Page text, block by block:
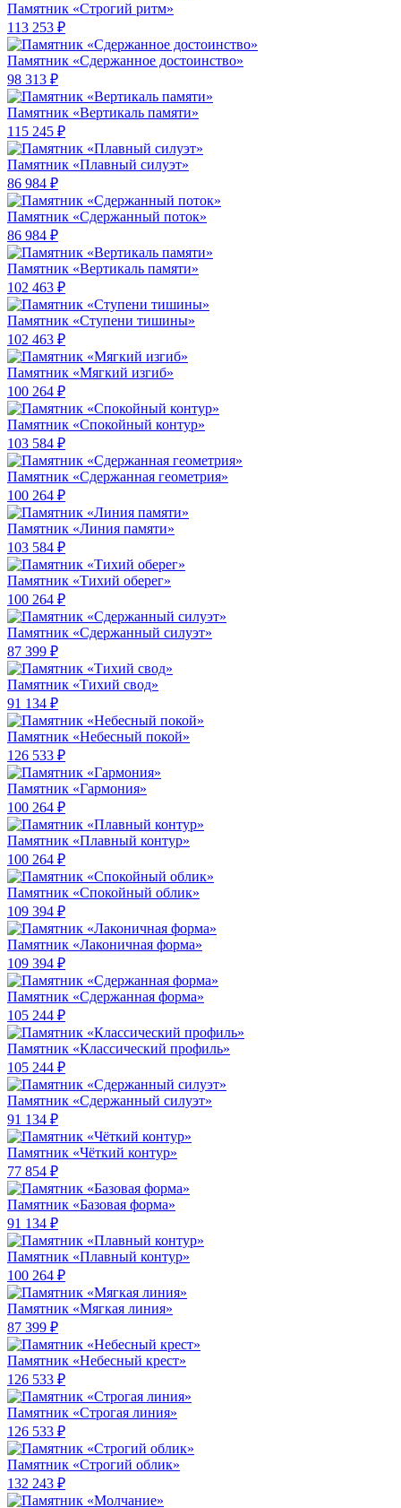
Памятник «Строгий ритм»
113 253 ₽
Памятник «Сдержанное достоинство»
98 313 ₽
Памятник «Вертикаль памяти»
115 245 ₽
Памятник «Плавный силуэт»
86 984 ₽
Памятник «Сдержанный поток»
86 984 ₽
Памятник «Вертикаль памяти»
102 463 ₽
Памятник «Ступени тишины»
102 463 ₽
Памятник «Мягкий изгиб»
100 264 ₽
Памятник «Спокойный контур»
103 584 ₽
Памятник «Сдержанная геометрия»
100 264 ₽
Памятник «Линия памяти»
103 584 ₽
Памятник «Тихий оберег»
100 264 ₽
Памятник «Сдержанный силуэт»
87 399 ₽
Памятник «Тихий свод»
91 134 ₽
Памятник «Небесный покой»
126 533 ₽
Памятник «Гармония»
100 264 ₽
Памятник «Плавный контур»
100 264 ₽
Памятник «Спокойный облик»
109 394 ₽
Памятник «Лаконичная форма»
109 394 ₽
Памятник «Сдержанная форма»
105 244 ₽
Памятник «Классический профиль»
105 244 ₽
Памятник «Сдержанный силуэт»
91 134 ₽
Памятник «Чёткий контур»
77 854 ₽
Памятник «Базовая форма»
91 134 ₽
Памятник «Плавный контур»
100 264 ₽
Памятник «Мягкая линия»
87 399 ₽
Памятник «Небесный крест»
126 533 ₽
Памятник «Строгая линия»
126 533 ₽
Памятник «Строгий облик»
132 243 ₽